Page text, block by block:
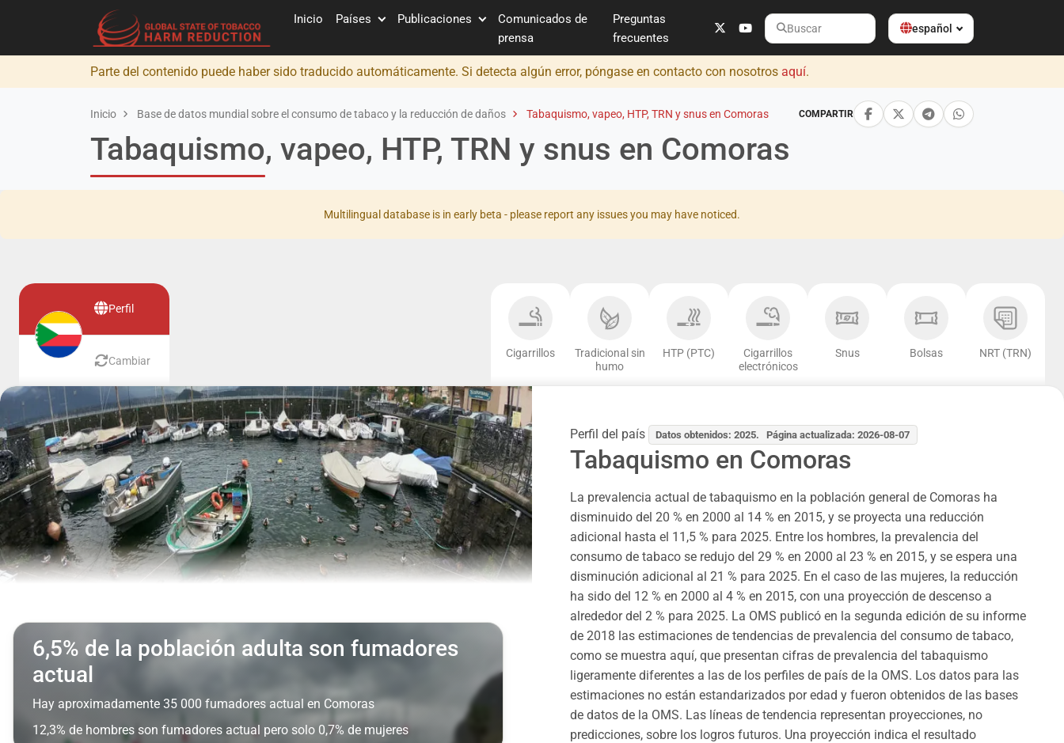
Inicio Países Publicaciones
Comunicados de
prensa
Preguntas
frecuentes
Buscar
español
Parte del contenido puede haber sido traducido automáticamente. Si detecta algún error, póngase en contacto con nosotros aquí.
Inicio Base de datos mundial sobre el consumo de tabaco y la reducción de daños Tabaquismo, vapeo, HTP, TRN y snus en Comoras COMPARTIR
Tabaquismo, vapeo, HTP, TRN y snus en Comoras
Multilingual database is in early beta - please report any issues you may have noticed.
Perfil
Cambiar
Cigarrillos
Tradicional sin
humo
HTP (PTC)
Cigarrillos
electrónicos
Snus Bolsas NRT (TRN)
6,5% de la población adulta son fumadores
actual
Hay aproximadamente 35 000 fumadores actual en Comoras
12,3% de hombres son fumadores actual pero solo 0,7% de mujeres
Perfil del país Datos obtenidos: 2025. Página actualizada: 2026-08-07
Tabaquismo en Comoras
La prevalencia actual de tabaquismo en la población general de Comoras ha
disminuido del 20 % en 2000 al 14 % en 2015, y se proyecta una reducción
adicional hasta el 11,5 % para 2025. Entre los hombres, la prevalencia del
consumo de tabaco se redujo del 29 % en 2000 al 23 % en 2015, y se espera una
disminución adicional al 21 % para 2025. En el caso de las mujeres, la reducción
ha sido del 12 % en 2000 al 4 % en 2015, con una proyección de descenso a
alrededor del 2 % para 2025. La OMS publicó en la segunda edición de su informe
de 2018 las estimaciones de tendencias de prevalencia del consumo de tabaco,
como se muestra aquí, que presentan cifras de prevalencia del tabaquismo
ligeramente diferentes a las de los perfiles de país de la OMS. Los datos para las
estimaciones no están estandarizados por edad y fueron obtenidos de las bases
de datos de la OMS. Las líneas de tendencia representan proyecciones, no
predicciones, sobre los logros futuros. Una proyección indica el resultado